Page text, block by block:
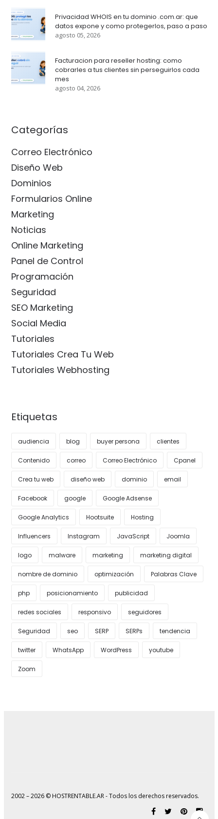
Privacidad WHOIS en tu dominio .com.ar: que
datos expone y como protegerlos, paso a paso
agosto 05, 2026
Facturacion para reseller hosting: como
cobrarles a tus clientes sin perseguirlos cada
mes
agosto 04, 2026
Categorías
Correo Electrónico
Diseño Web
Dominios
Formularios Online
Marketing
Noticias
Online Marketing
Panel de Control
Programación
Seguridad
SEO Marketing
Social Media
Tutoriales
Tutoriales Crea Tu Web
Tutoriales Webhosting
Etiquetas
audiencia blog buyer persona clientes
Contenido correo Correo Electrónico Cpanel
Crea tu web diseño web dominio email
Facebook google Google Adsense
Google Analytics Hootsuite Hosting
Influencers Instagram JavaScript Joomla
logo malware marketing marketing digital
nombre de dominio optimización Palabras Clave
php posicionamiento publicidad
redes sociales responsivo seguidores
Seguridad seo SERP SERPs tendencia
twitter WhatsApp WordPress youtube
Zoom
2002 – 2026 © HOSTRENTABLE.AR - Todos los derechos reservados.